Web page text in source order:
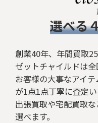
選べる
創業40年、年間買取
ゼットチャイルドは全
お客様の大事なアイ
が1点1点丁寧に査定い
出張買取や宅配買取
選べます。